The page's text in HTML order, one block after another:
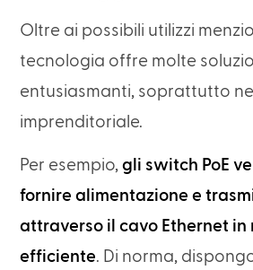
Oltre ai possibili utilizzi
tecnologia offre molte
entusiasmanti, soprattutto
imprenditoriale.
Per esempio,gli switch PoE
fornire alimentazione e
attraverso il cavo Ethernet in
efficiente. Di norma,